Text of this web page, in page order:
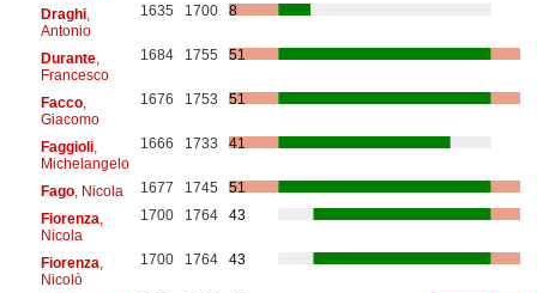
Draghi,
Antonio
1635 1700 8
Durante,
Francesco
1684 1755 51
Facco,
Giacomo
1676 1753 51
Faggioli,
Michelangelo
1666 1733 41
Fago, Nicola 1677 1745
51
Fiorenza
Nicola
1700 1764 43
Fiorenza
Nicolò
1700 1764 43